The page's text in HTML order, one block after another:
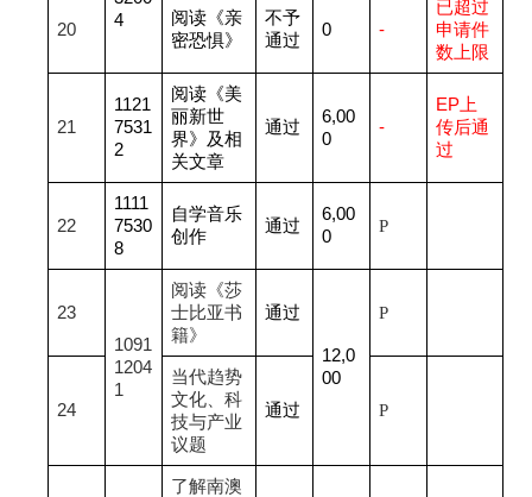
4
20
阅读《亲
密恐惧》
不予
通过
0 -
已超过
申请件
数上限
21
1121
7531
2
阅读《美
丽新世
界》及相
关文章
通过
6,00
0
-
EP 上
传后通
过
22
1111
7530
8
自学音乐
创作
通过
6,00
0
P
23
1091
1204
1
阅读《莎
士比亚书
籍》
通过
12,0
00
P
24
当代趋势
文化、科
技与产业
议题
通过 P
了解南澳